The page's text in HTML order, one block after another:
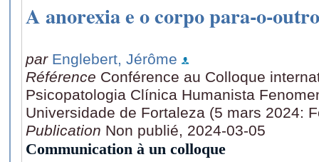
A anorexia e o corpo para-o-outro
par Englebert, Jérôme
Référence Conférence au Colloque
Psicopatologia Clínica Humanista
Universidade de Fortaleza (5 mars 2024:
Publication Non publié, 2024-03-05
Communication à un colloque